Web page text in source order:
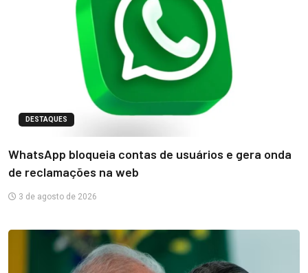
DESTAQUES
WhatsApp bloqueia contas de usuários e gera onda
de reclamações na web
3 de agosto de 2026